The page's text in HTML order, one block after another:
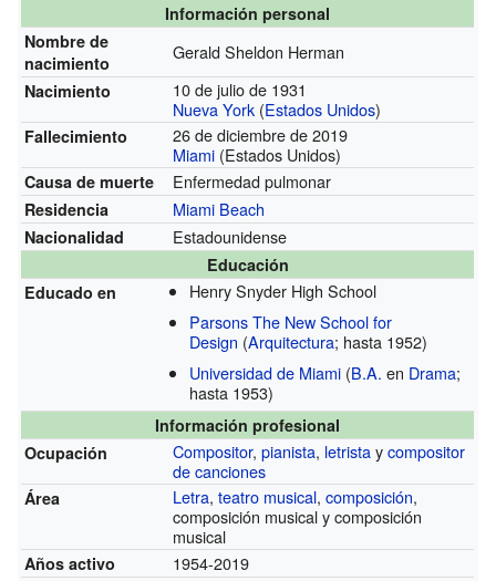
Información personal
Nombre de
nacimiento
Gerald Sheldon Herman
Nacimiento
10 de julio de 1931
Nueva York (Estados Unidos)
Fallecimiento
26 de diciembre de 2019
Miami (Estados Unidos)
Causa de muerte Enfermedad pulmonar
Residencia Miami Beach
Nacionalidad Estadounidense
Educación
Educado en
Henry Snyder High School
Parsons The New School for
Design (Arquitectura; hasta 1952)
Universidad de Miami (B.A. en Drama;
hasta 1953)
Información profesional
Ocupación
Compositor,pianista, letristaycompositor
de canciones
Área Letra,teatro musical,composición,
composición musical y composición
musical
Años activo 1954-2019